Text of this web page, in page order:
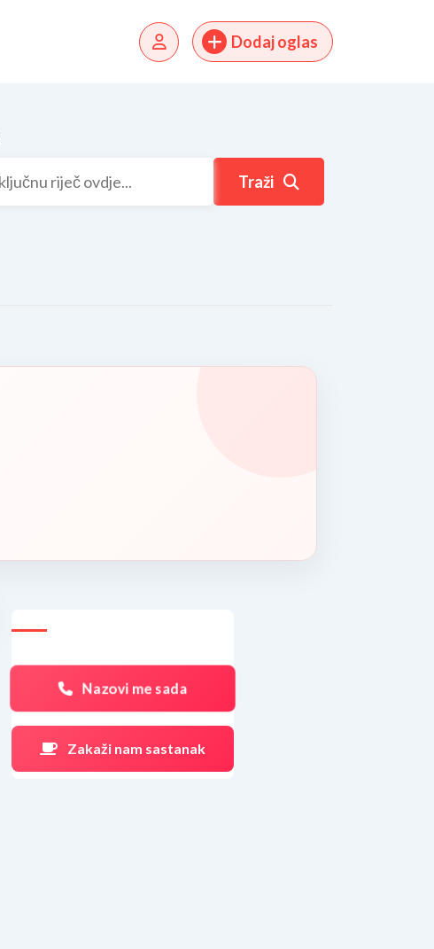
Dodaj oglas
Traži
Nazovi me sada
Zakaži nam sastanak